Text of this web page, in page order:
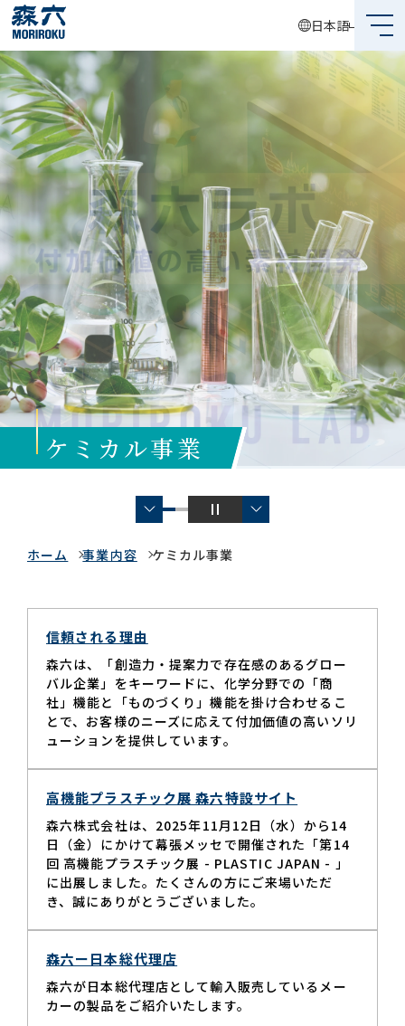
日本語
森六って何？
企業情報
事業内容
サステナビリティ
投資家情報
採用情報
グローバルネットワーク
お問い合わせ一覧
#グローバルネットワーク
#ダイバーシティ＆インクルージョン
#統合報告書
ケミカル事業
ホーム 事業内容 ケミカル事業
信頼される理由
森六は、「創造力・提案力で存在感のあるグロー
バル企業」をキーワードに、化学分野での「商
社」機能と「ものづくり」機能を掛け合わせるこ
とで、お客様のニーズに応えて付加価値の高いソリ
ューションを提供しています。
高機能プラスチック展 森六特設サイト
森六株式会社は、2025年11月12日（水）から14
日（金）にかけて幕張メッセで開催された「第14
回 高機能プラスチック展 - PLASTIC JAPAN - 」
に出展しました。たくさんの方にご来場いただ
き、誠にありがとうございました。
森六ー日本総代理店
森六が日本総代理店として輸入販売しているメー
カーの製品をご紹介いたします。